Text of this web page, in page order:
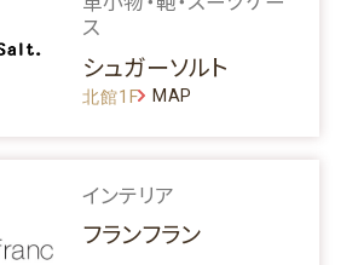
ス
シュガーソルト
北館1F MAP
インテリア
フランフラン